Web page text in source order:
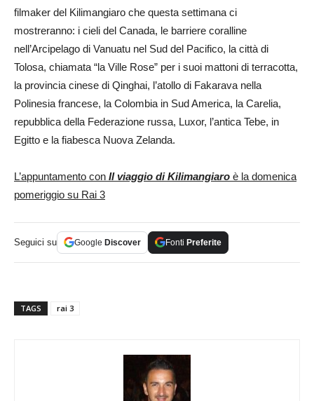
filmaker del Kilimangiaro che questa settimana ci
mostreranno: i cieli del Canada, le barriere coralline
nell’Arcipelago di Vanuatu nel Sud del Pacifico, la città di
Tolosa, chiamata “la Ville Rose” per i suoi mattoni di terracotta,
la provincia cinese di Qinghai, l’atollo di Fakarava nella
Polinesia francese, la Colombia in Sud America, la Carelia,
repubblica della Federazione russa, Luxor, l’antica Tebe, in
Egitto e la fiabesca Nuova Zelanda.
L’appuntamento con Il viaggio di Kilimangiaro è la domenica
pomeriggio su Rai 3
Seguici su Google Discover Fonti Preferite
TAGS rai 3